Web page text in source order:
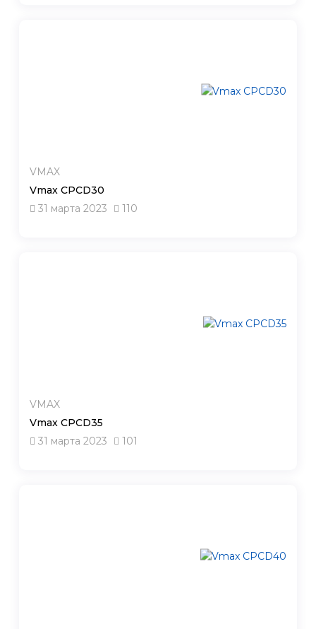
VMAX
Vmax CPCD30
31 марта 2023
110
VMAX
Vmax CPCD35
31 марта 2023
101